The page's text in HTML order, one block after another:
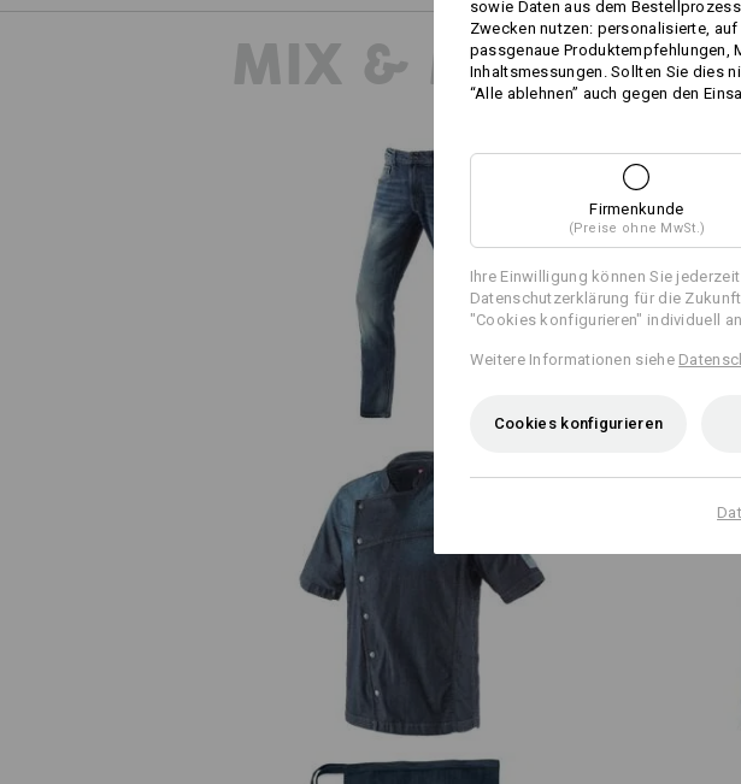
MIX & MATCH
e.s. 5-Pocket-Stretch-Jeans, straight e.s. 5-
e.s. Kochjacke denim
e.s.
sowie Daten aus dem
Zwecken nutzen: personalisierte,
passgenaue Produktempfehlungen,
Inhaltsmessungen. Sollten Sie dies
“Alle ablehnen” auch gegen den
Firmenkunde
(Preise ohne MwSt.)
Ihre Einwilligung können Sie
Datenschutzerklärung für die
"Cookies konfigurieren" individuell
Weitere Informationen siehe
Cookies konfigurieren